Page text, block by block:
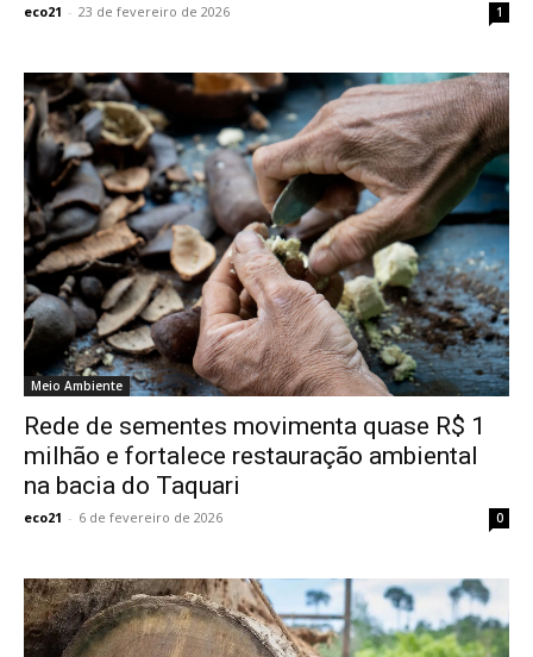
eco21 - 23 de fevereiro de 2026 1
Meio Ambiente
Rede de sementes movimenta quase R$ 1
milhão e fortalece restauração ambiental
na bacia do Taquari
eco21 - 6 de fevereiro de 2026 0